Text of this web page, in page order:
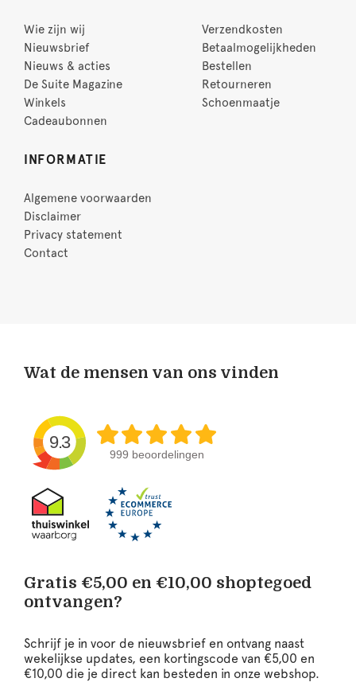
Wie zijn wij
Nieuwsbrief
Nieuws & acties
De Suite Magazine
Winkels
Cadeaubonnen
Verzendkosten
Betaalmogelijkheden
Bestellen
Retourneren
Schoenmaatje
INFORMATIE
Algemene voorwaarden
Disclaimer
Privacy statement
Contact
Wat de mensen van ons vinden
9.3
999 beoordelingen
Gratis €5,00 en €10,00 shoptegoed
ontvangen?
Schrijf je in voor de nieuwsbrief en ontvang naast
wekelijkse updates, een kortingscode van €5,00 en
€10,00 die je direct kan besteden in onze webshop.